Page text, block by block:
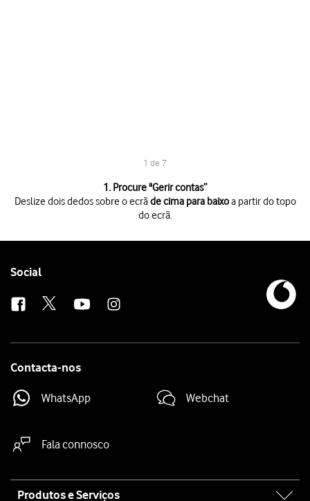
1 de 7
1. Procure "Gerir contas”
Deslize dois dedos sobre o ecrãde cima para baixoa partir do topo
do ecrã.
Primao ícone de definições.
PrimaGerir contas
o indicador junto a "Sincronizar dados automaticamente"para
Prima
OK.
Prima
a tecla de início para terminar e voltar ao ecrã inicial.
Follow
Social
Contacta-nos
WhatsApp Webchat
Fala connosco
Produtos e Serviços